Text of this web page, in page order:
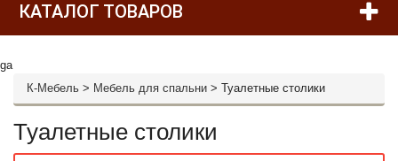
КАТАЛОГ ТОВАРОВ
ga
К-Мебель > Мебель для спальни > Туалетные столики
Туалетные столики